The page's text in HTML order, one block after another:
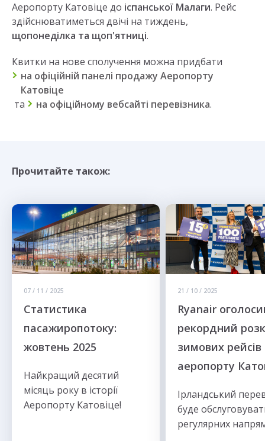
Аеропорту Катовіце до іспанської Малаги. Рейс
здійснюватиметься двічі на тиждень,
щопонеділка та щоп'ятниці.
Квитки на нове сполучення можна придбати
на офіційній панелі продажу Аеропорту
Катовіце
та
на офіційному вебсайті перевізника.
Прочитайте також:
07 / 11 / 2025
Статистика
пасажиропотоку:
жовтень 2025
Найкращий десятий
місяць року в історії
Аеропорту Катовіце!
21 / 10 / 2025
Ryanair
рекордний
зимових рейсів
аеропорту
Ірландський
буде
регулярних